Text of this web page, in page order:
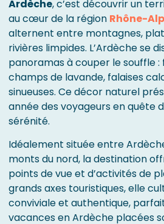
Ardèche, c’est découvrir un
au cœur de la région Rhône-
alternent entre montagnes,
rivières limpides. L’Ardèche se
panoramas à couper le souffle :
champs de lavande, falaises
sinueuses. Ce décor naturel
année des voyageurs en quête
sérénité.
Idéalement située entre
monts du nord, la destination
points de vue et d’activités de
grands axes touristiques, elle
conviviale et authentique,
vacances en Ardèche placées